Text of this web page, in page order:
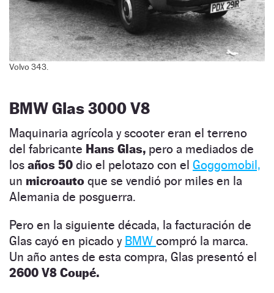
Volvo 343.
BMW Glas 3000 V8
Maquinaria agrícola y scooter eran el terreno
del fabricante Hans Glas, pero a mediados de
los años 50 dio el pelotazo con el Goggomobil,
un microauto que se vendió por miles en la
Alemania de posguerra.
Pero en la siguiente década, la facturación de
Glas cayó en picado y BMW compró la marca.
Un año antes de esta compra, Glas presentó el
2600 V8 Coupé.